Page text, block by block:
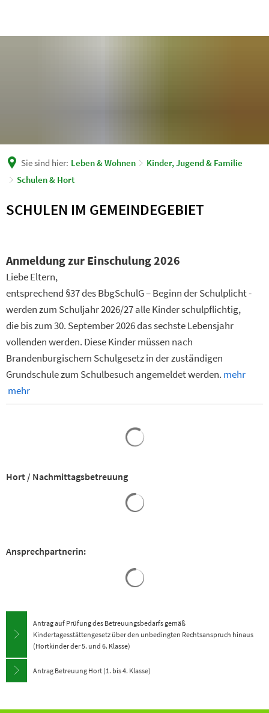
Sie sind hier: Leben & Wohnen
Kinder, Jugend & Familie
Schulen & Hort
Schulen
SCHULEN IM GEMEINDEGEBIET
Anmeldung zur Einschulung 2026
Liebe Eltern,
entsprechend §37 des BbgSchulG – Beginn der Schulplicht -
werden zum Schuljahr 2026/27 alle Kinder schulpflichtig,
die bis zum 30. September 2026 das sechste Lebensjahr
vollenden werden. Diese Kinder müssen nach
Brandenburgischem Schulgesetz in der zuständigen
Grundschule zum Schulbesuch angemeldet werden. mehr
mehr
Hort / Nachmittagsbetreuung
Ansprechpartnerin:
Antrag auf Prüfung des Betreuungsbedarfs gemäß
Kindertagesstättengesetz über den unbedingten Rechtsanspruch hinaus
(Hortkinder der 5. und 6. Klasse)
Antrag Betreuung Hort (1. bis 4. Klasse)